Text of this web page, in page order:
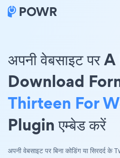
अपनी वेबसाइट पर
Download
Thirteen For
Plugin एम्बेड करें
अपनी वेबसाइट पर बिना कोडिंग या